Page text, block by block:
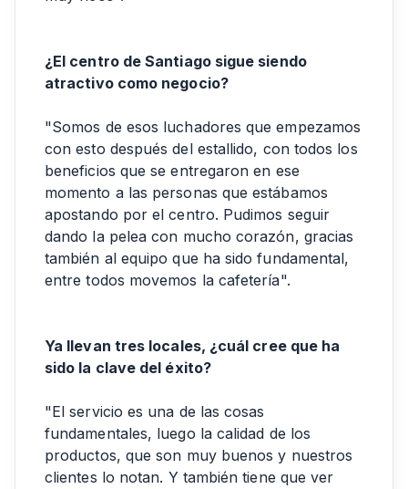
¿El centro de Santiago sigue siendo
atractivo como negocio?
"Somos de esos luchadores que empezamos
con esto después del estallido, con todos los
beneficios que se entregaron en ese
momento a las personas que estábamos
apostando por el centro. Pudimos seguir
dando la pelea con mucho corazón, gracias
también al equipo que ha sido fundamental,
entre todos movemos la cafetería".
Ya llevan tres locales, ¿cuál cree que ha
sido la clave del éxito?
"El servicio es una de las cosas
fundamentales, luego la calidad de los
productos, que son muy buenos y nuestros
clientes lo notan. Y también tiene que ver